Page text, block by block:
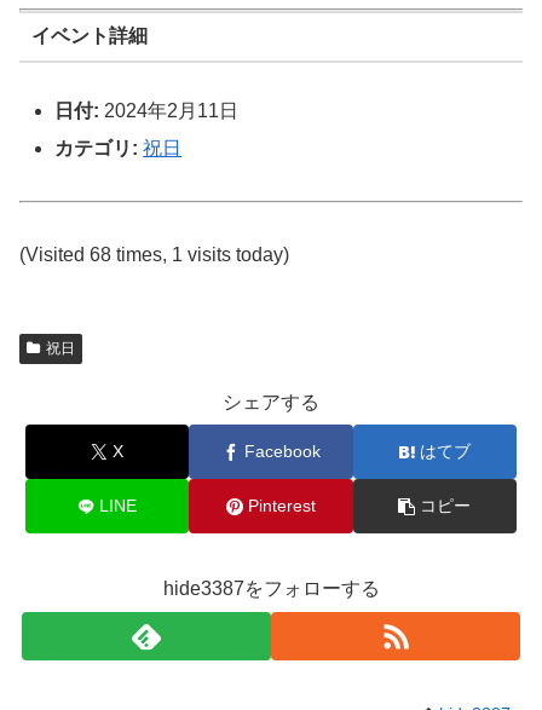
イベント詳細
日付: 2024年2月11日
カテゴリ: 祝日
(Visited 68 times, 1 visits today)
祝日
シェアする
X Facebook はてブ
LINE Pinterest コピー
hide3387をフォローする